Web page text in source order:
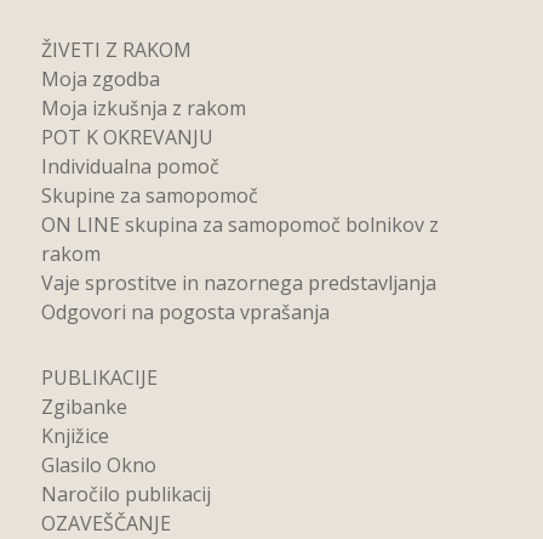
ŽIVETI Z RAKOM
Moja zgodba
Moja izkušnja z rakom
POT K OKREVANJU
Individualna pomoč
Skupine za samopomoč
ON LINE skupina za samopomoč bolnikov z
rakom
Vaje sprostitve in nazornega predstavljanja
Odgovori na pogosta vprašanja
PUBLIKACIJE
Zgibanke
Knjižice
Glasilo Okno
Naročilo publikacij
OZAVEŠČANJE